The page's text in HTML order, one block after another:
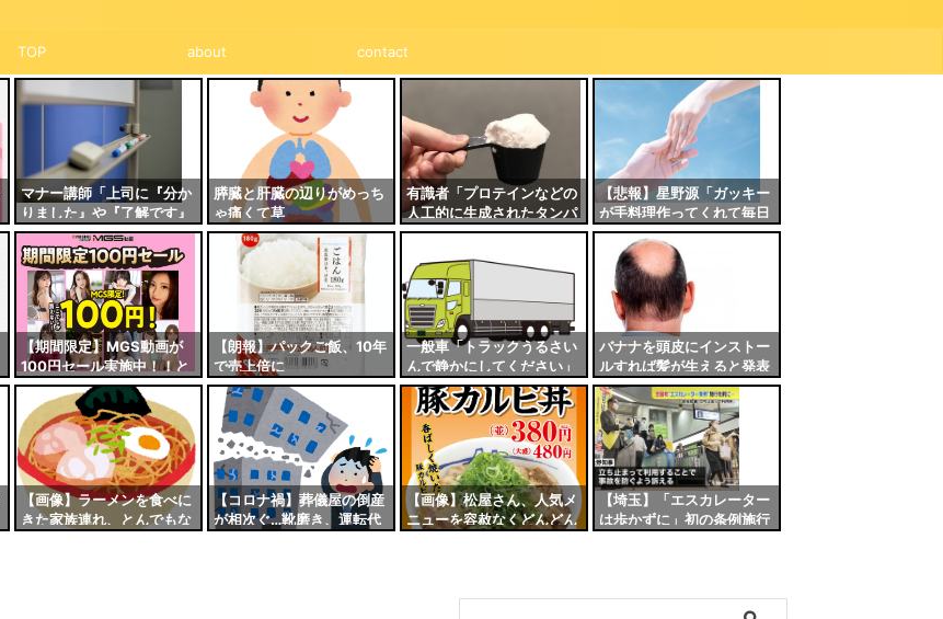
TOP about contact
マナー講師「上司に『分か
りました』や『了解です』
はNG！他の敬語に比べて
敬意の度合いがやや控え
め」←これ
膵臓と肝臓の辺りがめっち
ゃ痛くて草
有識者「プロテインなどの
人工的に生成されたタンパ
ク質は体に悪い」←これマ
【悲報】星野源「ガッキー
が手料理作ってくれて毎日
が楽しい」
【期間限定】MGS動画が
100円セール実施中！！と
りあえず全部買うやろｗｗ
ｗｗｗ
【朗報】パックご飯、10年
で売上倍に
一般車「トラックうるさい
んで静かにしてください」
運ちゃん「ここ大型枠。冷
凍機切れるか馬鹿」
バナナを頭皮にインストー
ルすれば髪が生えると発表
される
【画像】ラーメンを食べに
きた家族連れ、とんでもな
【コロナ禍】葬儀屋の倒産
が相次ぐ…靴磨き、運転代
【画像】松屋さん、人気メ
ニューを容赦なくどんどん
【埼玉】「エスカレーター
は歩かずに」初の条例施行
た」